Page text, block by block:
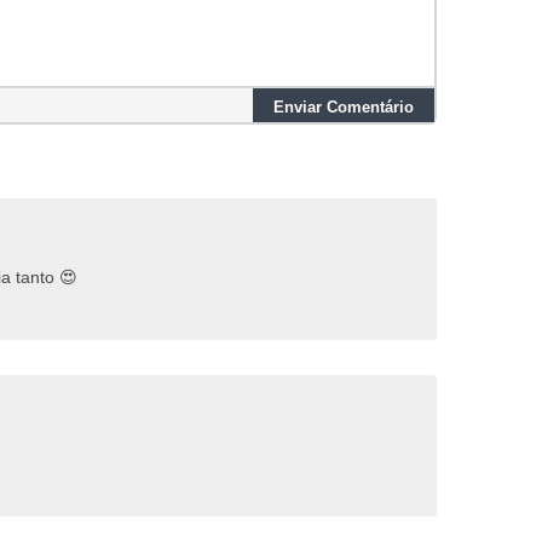
Enviar Comentário
tanto 😍